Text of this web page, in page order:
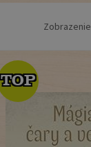
Zobrazenie
TOP
TOP